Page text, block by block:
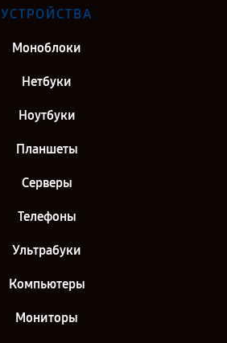
УСТРОЙСТВА
Моноблоки
Нетбуки
Ноутбуки
Планшеты
Серверы
Телефоны
Ультрабуки
Компьютеры
Мониторы